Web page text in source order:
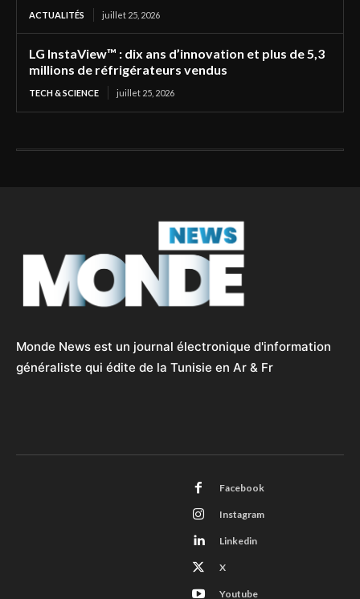
ACTUALITÉS juillet 25, 2026
LG InstaView™ : dix ans d’innovation et plus de 5,3
millions de réfrigérateurs vendus
TECH & SCIENCE juillet 25, 2026
Monde News est un journal électronique d'information
généraliste qui édite de la Tunisie en Ar & Fr
Facebook
Instagram
Linkedin
X
Youtube